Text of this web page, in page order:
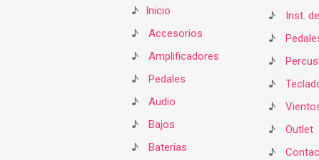
♪
Inicio
♪
Accesorios
♪
Amplificadores
♪
Pedales
♪
Audio
♪
Bajos
♪
Baterías
♪
Inst.
♪
♪
♪
♪
♪
Outlet
♪